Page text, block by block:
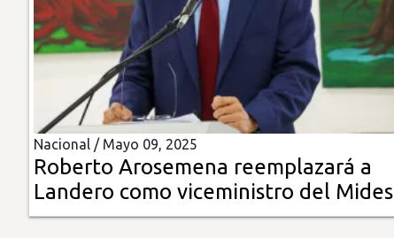
Mundo
Insólitas
Multimedia
Impreso
Nacional / Mayo 09, 2025
Roberto Arosemena reemplazará a
Landero como viceministro del Mides